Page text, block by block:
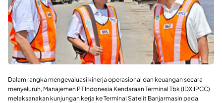
Dalam rangka mengevaluasi kinerja operasional dan keuangan secara
menyeluruh, Manajemen PT Indonesia Kendaraan Terminal Tbk (IDX:IPCC)
melaksanakan kunjungan kerja ke Terminal Satelit Banjarmasin pada